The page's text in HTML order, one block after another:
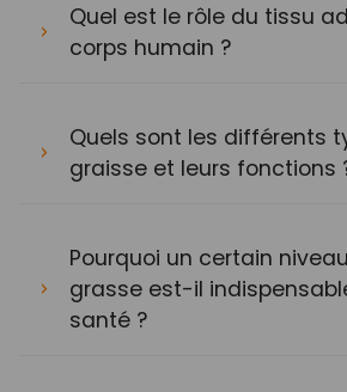
Quel est le rôle du tissu
corps humain ?
Quels sont les différents
graisse et leurs fonctions
Pourquoi un certain
grasse est-il
santé ?